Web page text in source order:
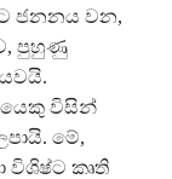
ජනනය වන,
පුහුණු
විසින්
මේ,
විශිෂ්ට කෘති